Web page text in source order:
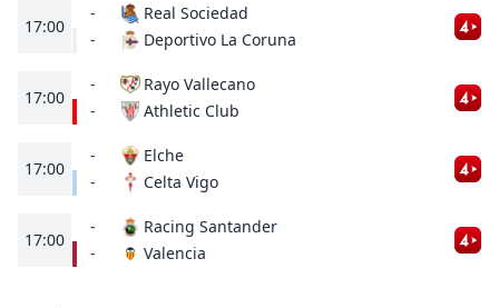
17:00
-
-
Real Sociedad
Deportivo La Coruna
17:00
-
-
Rayo Vallecano
Athletic Club
17:00
-
-
Elche
Celta Vigo
17:00
-
-
Racing Santander
Valencia